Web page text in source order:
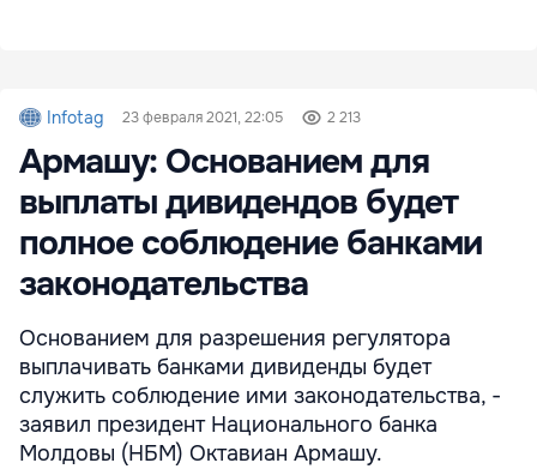
Infotag 23 февраля 2021, 22:05 2 213
Армашу: Основанием для
выплаты дивидендов будет
полное соблюдение банками
законодательства
Основанием для разрешения регулятора
выплачивать банками дивиденды будет
служить соблюдение ими законодательства, -
заявил президент Национального банка
Молдовы (НБМ) Октавиан Армашу.